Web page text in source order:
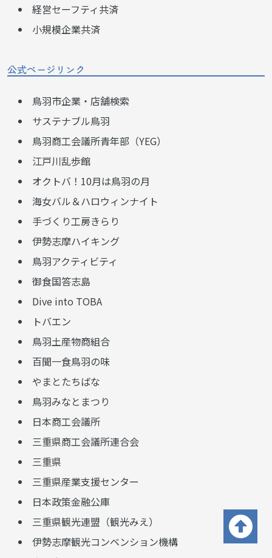
経営セーフティ共済
小規模企業共済
公式ページリンク
鳥羽市企業・店舗検索
サステナブル鳥羽
鳥羽商工会議所青年部（YEG）
江戸川乱歩館
オクトバ！10月は鳥羽の月
海女バル＆ハロウィンナイト
手づくり工房きらり
伊勢志摩ハイキング
鳥羽アクティビティ
御食国答志島
Dive into TOBA
トバエン
鳥羽土産物商組合
百聞一食鳥羽の味
やまとたちばな
鳥羽みなとまつり
日本商工会議所
三重県商工会議所連合会
三重県
三重県産業支援センター
日本政策金融公庫
三重県観光連盟（観光みえ）
伊勢志摩観光コンベンション機構